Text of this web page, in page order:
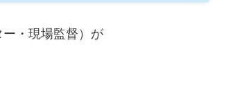
・現場監督）が